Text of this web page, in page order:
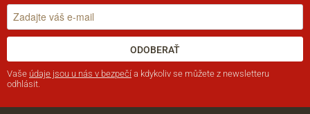
ODOBERAŤ
Vaše údaje jsou u nás v bezpečí a kdykoliv se můžete z newsletteru
odhlásit.